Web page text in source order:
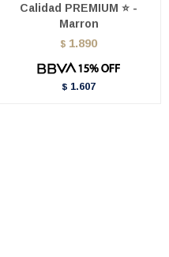
Calidad PREMIUM ⭐ -
Marron
$ 1.890
$ 1.607